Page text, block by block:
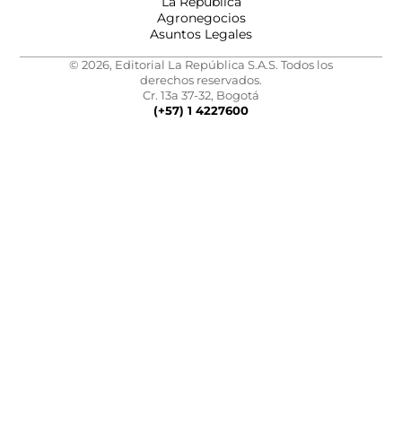
Agronegocios
Asuntos Legales
© 2026, Editorial La República S.A.S. Todos los
derechos reservados.
Cr. 13a 37-32, Bogotá
(+57) 1 4227600